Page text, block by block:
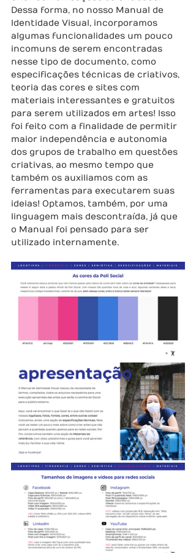
Dessa forma, no nosso Manual de
Identidade Visual, incorporamos
algumas funcionalidades um pouco
incomuns de serem encontradas
nesse tipo de documento, como
especificações técnicas de criativos,
teoria das cores e sites com
materiais interessantes e gratuitos
para serem utilizados em artes! Isso
foi feito com a finalidade de permitir
maior independência e autonomia
dos grupos de trabalho em questões
criativas, ao mesmo tempo que
também os auxiliamos com as
ferramentas para executarem suas
ideias! Optamos, também, por uma
linguagem mais descontraída, já que
o Manual foi pensado para ser
utilizado internamente.